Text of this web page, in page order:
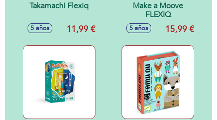
Takamachi Flexiq
5 años 11,99 €
Make a Moove
FLEXIQ
5 años 15,99 €